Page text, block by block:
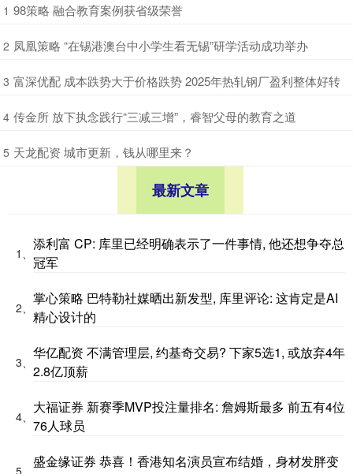
1 ​98策略 融合教育案例获省级荣誉
2 ​凤凰策略 “在锡港澳台中小学生看无锡”研学活动成功举办
3 ​富深优配 成本跌势大于价格跌势 2025年热轧钢厂盈利整体好转
4 ​传金所 放下执念践行“三减三增”，睿智父母的教育之道
5 ​天龙配资 城市更新，钱从哪里来？
最新文章
1、
添利富 CP: 库里已经明确表示了一件事情, 他还想争夺总
冠军
2、
掌心策略 巴特勒社媒晒出新发型, 库里评论: 这肯定是AI
精心设计的
3、
华亿配资 不满管理层, 约基奇交易? 下家5选1, 或放弃4年
2.8亿顶薪
4、
大福证券 新赛季MVP投注量排名: 詹姆斯最多 前五有4位
76人球员
5、
盛金缘证券 恭喜！香港知名演员宣布结婚，身材发胖变